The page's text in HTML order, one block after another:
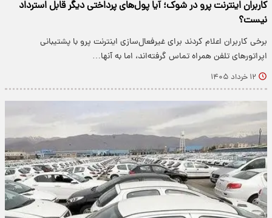
کاربران اینترنت پرو در شوک؛ آیا پول‌های پرداختی دیگر قابل استرداد
نیست؟
برخی کاربران اعلام کردند برای غیرفعال‌سازی اینترنت پرو با پشتیبانی
اپراتورهای تلفن همراه تماس گرفته‌اند، اما به آنها…
۱۲ خرداد ۱۴۰۵